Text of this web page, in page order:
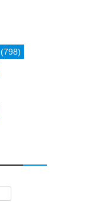
(798)